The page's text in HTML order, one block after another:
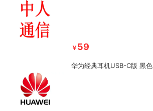
￥ 59
华为经典耳机USB-C版 黑色